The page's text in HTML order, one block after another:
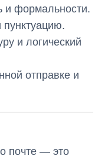
и формальности.
и логический
отправке и
почте — это